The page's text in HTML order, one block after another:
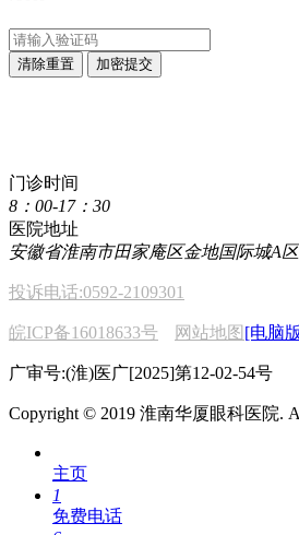
清除重置 加密提交
门诊时间
8：00-17：30
医院地址
安徽省淮南市田家庵区金地国际城A
投诉电话:0592-2109301
皖ICP备16018633号 网站地图 [电脑
广审号:(淮)医广[2025]第12-02-54号
Copyright © 2019 淮南华厦眼科医院.
主页
1
免费电话